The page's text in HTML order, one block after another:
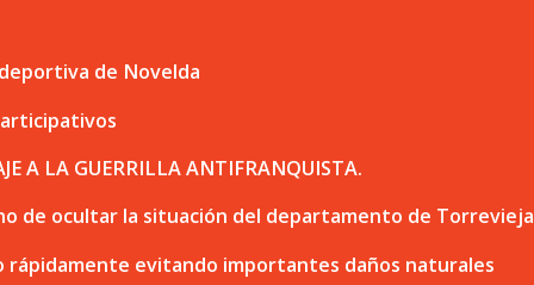
de Novelda
A LA GUERRILLA ANTIFRANQUISTA.
de ocultar la situación del departamento de Torrevieja
rápidamente evitando importantes daños naturales